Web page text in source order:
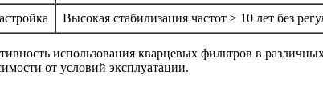
Высокая стабилизация частот > 10 лет без
использования кварцевых фильтров в
от условий эксплуатации.